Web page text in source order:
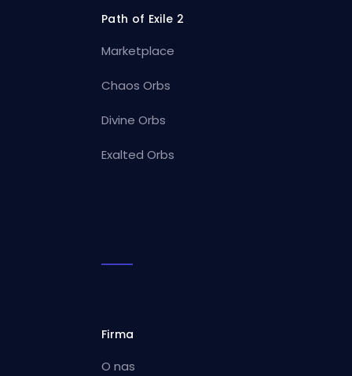
Path of Exile 2
Marketplace
Chaos Orbs
Divine Orbs
Exalted Orbs
Firma
O nas